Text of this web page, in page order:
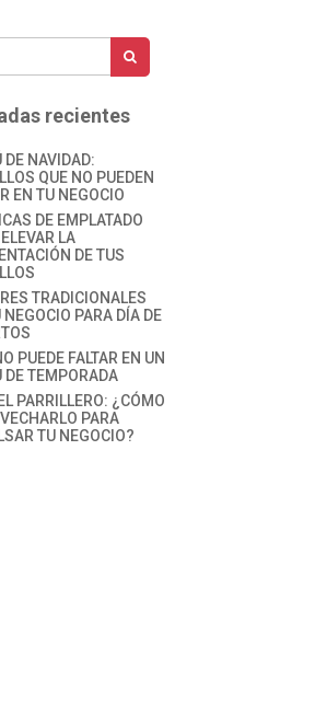
recientes
DE NAVIDAD:
QUE NO PUEDEN
EN TU NEGOCIO
DE EMPLATADO
LA
DE TUS
TRADICIONALES
NEGOCIO PARA DÍA DE
PUEDE FALTAR EN UN
DE TEMPORADA
PARRILLERO: ¿CÓMO
PARA
TU NEGOCIO?